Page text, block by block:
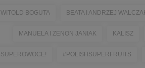
WITOLD BOGUTA BEATA I ANDRZEJ
MANUELA I ZENON JANIAK KALISZ
#POLISHSUPERFRUITS